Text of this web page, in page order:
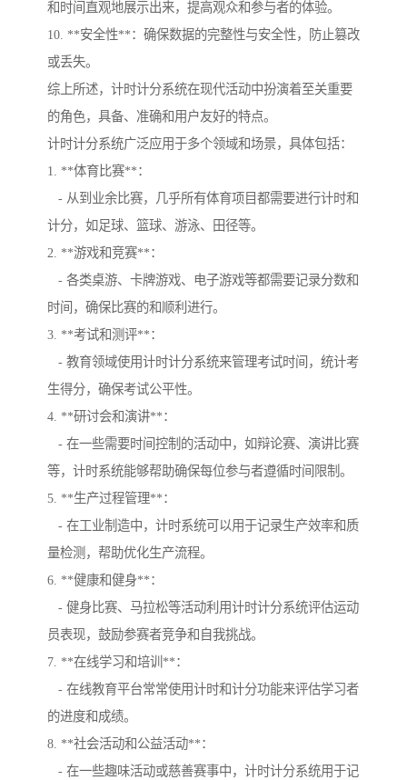
和时间直观地展示出来，提高观众和参与者的体验。
10. **安全性**：确保数据的完整性与安全性，防止篡改
或丢失。
综上所述，计时计分系统在现代活动中扮演着至关重要
的角色，具备、准确和用户友好的特点。
计时计分系统广泛应用于多个领域和场景，具体包括：
1. **体育比赛**：
- 从到业余比赛，几乎所有体育项目都需要进行计时和
计分，如足球、篮球、游泳、田径等。
2. **游戏和竞赛**：
- 各类桌游、卡牌游戏、电子游戏等都需要记录分数和
时间，确保比赛的和顺利进行。
3. **考试和测评**：
- 教育领域使用计时计分系统来管理考试时间，统计考
生得分，确保考试公平性。
4. **研讨会和演讲**：
- 在一些需要时间控制的活动中，如辩论赛、演讲比赛
等，计时系统能够帮助确保每位参与者遵循时间限制。
5. **生产过程管理**：
- 在工业制造中，计时系统可以用于记录生产效率和质
量检测，帮助优化生产流程。
6. **健康和健身**：
- 健身比赛、马拉松等活动利用计时计分系统评估运动
员表现，鼓励参赛者竞争和自我挑战。
7. **在线学习和培训**：
- 在线教育平台常常使用计时和计分功能来评估学习者
的进度和成绩。
8. **社会活动和公益活动**：
- 在一些趣味活动或慈善赛事中，计时计分系统用于记